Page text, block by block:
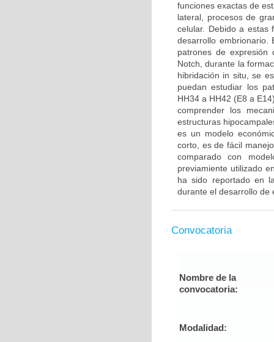
funciones exactas de
lateral, procesos de
celular. Debido a estas
desarrollo embrionario.
patrones de
Notch, durante la
hibridación in situ, se
puedan estudiar los
HH34 a HH42 (E8 a
comprender los
estructuras
es un modelo
corto, es de fácil
comparado con
previamiente utilizado
ha sido reportado en
durante el desarrollo de
Convocatoria
Nombre de la
convocatoria:
Modalidad: